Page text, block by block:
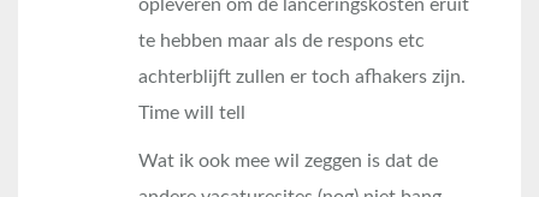
opleveren om de lanceringskosten eruit
te hebben maar als de respons etc
achterblijft zullen er toch afhakers zijn.
Time will tell
Wat ik ook mee wil zeggen is dat de